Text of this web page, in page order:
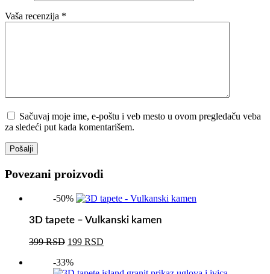
Vaša recenzija *
Sačuvaj moje ime, e-poštu i veb mesto u ovom pregledaču veba
za sledeći put kada komentarišem.
Pošalji
Povezani proizvodi
-50%
3D tapete – Vulkanski kamen
399RSD Originalna
je
199 RSD
-33%